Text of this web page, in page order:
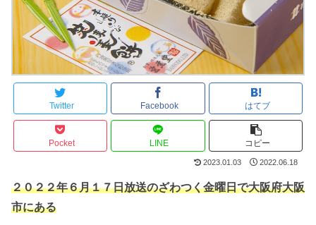
Twitter Facebook はてブ
Pocket LINE コピー
2023.01.03 2022.06.18
２０２２年６月１７日放送のざわつく金曜日で大阪府大阪
市にある